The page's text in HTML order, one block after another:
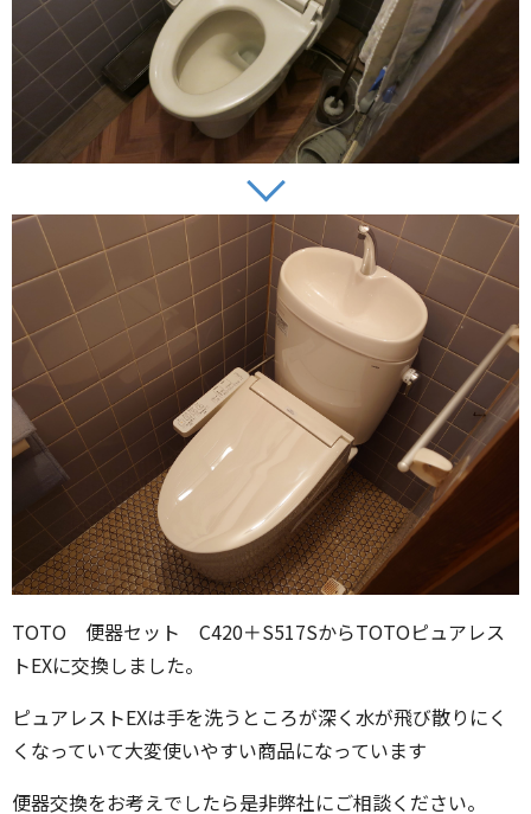
TOTO 便器セット C420＋S517SからTOTOピュアレス
トEXに交換しました。
ピュアレストEXは手を洗うところが深く水が飛び散りにく
くなっていて大変使いやすい商品になっています
便器交換をお考えでしたら是非弊社にご相談ください。